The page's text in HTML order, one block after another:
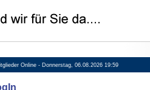
Online - Donnerstag, 06.08.2026 19:59